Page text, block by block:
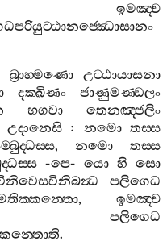
ඉමඤ‍්ච
බ්‍රාහ‍්මණො
උට‍්ඨායාසනා
දක‍්ඛිණං
ජාණුමණ‍්ඩලං
භගවා
තෙනඤ‍්ජලිං
උදානෙසි: නමො තස‍්ස
, නමො
තස‍්ස
-පෙ- යො හි සො
පලිගෙධ
, ඉමඤ‍්ච
පලිගෙධ
.